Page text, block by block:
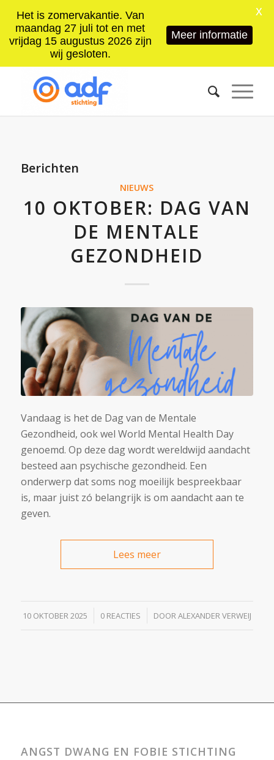
Berichten
NIEUWS
10 OKTOBER: DAG VAN
DE MENTALE
GEZONDHEID
Vandaag is het de Dag van de Mentale
Gezondheid, ook wel World Mental Health Day
genoemd. Op deze dag wordt wereldwijd aandacht
besteed aan psychische gezondheid. Een
onderwerp dat soms nog moeilijk bespreekbaar
is, maar juist zó belangrijk is om aandacht aan te
geven.
Lees meer
10 OKTOBER 2025
/ 0 REACTIES
/ DOORALEXANDER VERWEIJ
ANGST DWANG EN FOBIE STICHTING
Het is zomervakantie. Van
maandag 27 juli tot en met
vrijdag 15 augustus 2026 zijn
wij gesloten.
Meer informatie
X